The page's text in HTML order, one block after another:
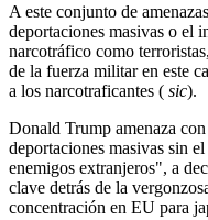
A este conjunto de
deportaciones masivas o el
narcotráfico como
de la fuerza militar en este
a los narcotraficantes ( sic).
Donald Trump amenaza
deportaciones masivas sin
enemigos extranjeros , a
clave detrás de la
concentración en EU para